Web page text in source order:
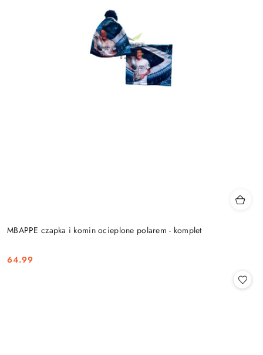
MBAPPE czapka i komin ocieplone polarem - komplet
Cena:
64.99